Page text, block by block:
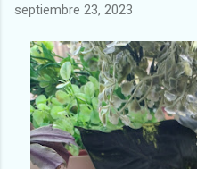
septiembre 23, 2023